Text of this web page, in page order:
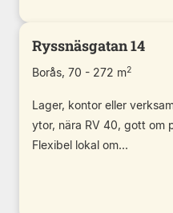
Ryssnäsgatan 14
Borås, 70 - 272 m2
Lager, kontor eller
ytor, nära RV 40, gott om
Flexibel lokal om...